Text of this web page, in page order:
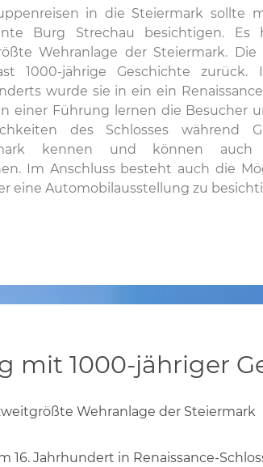
in die Steiermark sollte
Burg Strechau besichtigen.
Wehranlage der Steiermark.
1000-jährige Geschichte
wurde sie in ein ein
einer Führung lernen die Besucher
des Schlosses während
kennen und können auch
Im Anschluss besteht auch die
eine Automobilausstellung zu
mit 1000-jähriger
Wehranlage der Steiermark
16. Jahrhundert in Renaissance-